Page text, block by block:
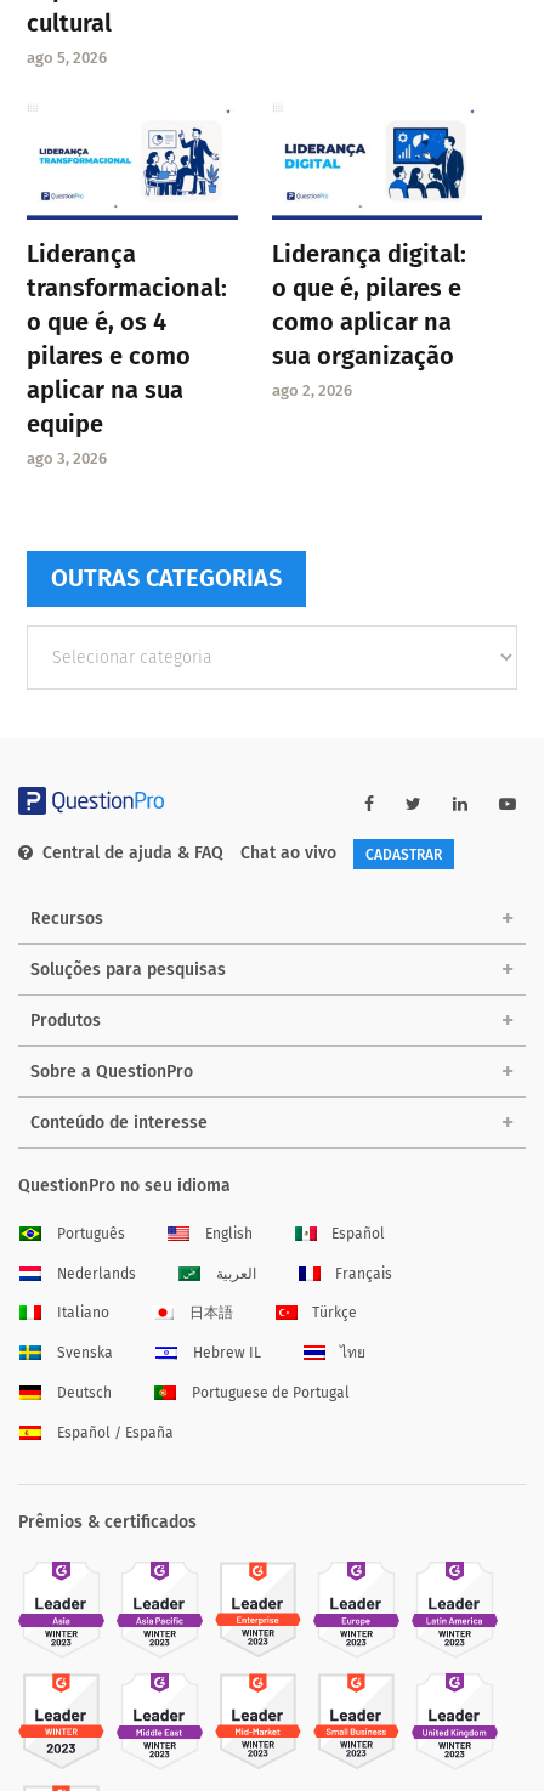
cultural
ago 5, 2026
Liderança
transformacional:
o que é, os 4
pilares e como
aplicar na sua
equipe
ago 3, 2026
Liderança digital:
o que é, pilares e
como aplicar na
sua organização
ago 2, 2026
OUTRAS CATEGORIAS
Categorias
Central de ajuda & FAQ Chat ao vivo CADASTRAR
Recursos
Soluções para pesquisas
Produtos
Sobre a QuestionPro
Conteúdo de interesse
QuestionPro no seu idioma
Português English Español
Nederlands العربية Français
Italiano 日本語 Türkçe
Svenska Hebrew IL ไทย
Deutsch Portuguese de Portugal
Español / España
Prêmios & certificados